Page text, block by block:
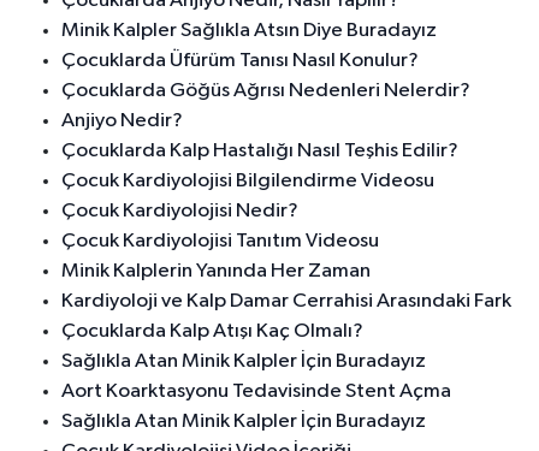
Minik Kalpler Sağlıkla Atsın Diye Buradayız
Çocuklarda Üfürüm Tanısı Nasıl Konulur?
Çocuklarda Göğüs Ağrısı Nedenleri Nelerdir?
Anjiyo Nedir?
Çocuklarda Kalp Hastalığı Nasıl Teşhis Edilir?
Çocuk Kardiyolojisi Bilgilendirme Videosu
Çocuk Kardiyolojisi Nedir?
Çocuk Kardiyolojisi Tanıtım Videosu
Minik Kalplerin Yanında Her Zaman
Kardiyoloji ve Kalp Damar Cerrahisi Arasındaki Fark
Çocuklarda Kalp Atışı Kaç Olmalı?
Sağlıkla Atan Minik Kalpler İçin Buradayız
Aort Koarktasyonu Tedavisinde Stent Açma
Sağlıkla Atan Minik Kalpler İçin Buradayız